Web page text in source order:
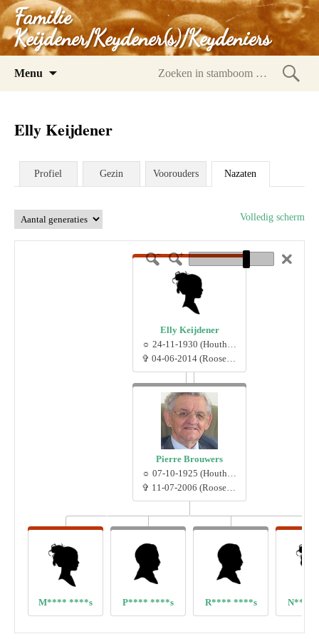
Familie
Keijdener/Keydener(s)/Keydeniers
Menu
Elly Keijdener
Profiel Gezin Voorouders Nazaten
Volledig scherm
Elly Keijdener
☼ 24-11-1930 (Houthem)
✞ 04-06-2014 (Roosendaal)
Pierre Brouwers
☼ 07-10-1925 (Houthem)
✞ 11-07-2006 (Roosendaal)
M**** ****s P**** ****s R**** ****s N****